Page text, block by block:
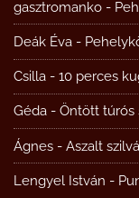
gasztromanko -
Deák Éva -
Csilla - 10 perces
Géda - Öntött túrós
Ágnes - Aszalt
Lengyel István -